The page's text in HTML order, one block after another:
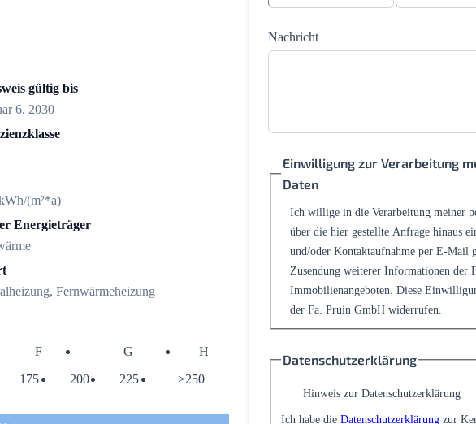
gültig bis
6, 2030
(m²*a)
Energieträger
Fernwärmeheizung
F G
H
175 200 225 >250
Nachricht
Einwilligung zur Verarbeitung
Daten
Ich willige in die Verarbeitung meiner
über die hier gestellte Anfrage hinaus
und/oder Kontaktaufnahme per E-Mail
Zusendung weiterer Informationen der
Immobilienangeboten. Diese
der Fa. Pruin GmbH widerrufen.
Datenschutzerklärung
Hinweis zur Datenschutzerklärung
Ich habe die Datenschutzerklärung zur